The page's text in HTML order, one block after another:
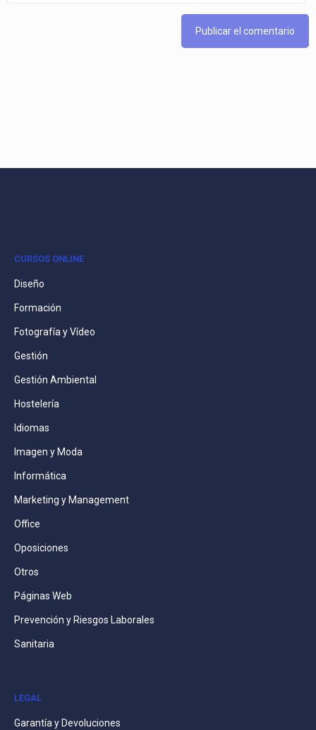
CURSOS ONLINE
Diseño
Formación
Fotografía y Vídeo
Gestión
Gestión Ambiental
Hostelería
Idiomas
Imagen y Moda
Informática
Marketing y Management
Office
Oposiciones
Otros
Páginas Web
Prevención y Riesgos Laborales
Sanitaria
LEGAL
Garantía y Devoluciones